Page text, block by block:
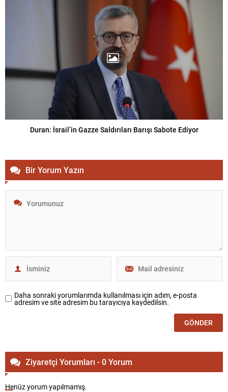
Duran: İsrail’in Gazze Saldırıları Barışı Sabote Ediyor
Bir Yorum Yazın
Daha sonraki yorumlarımda kullanılması için adım, e-posta
adresim ve site adresim bu tarayıcıya kaydedilsin.
Ziyaretçi Yorumları - 0 Yorum
Henüz yorum yapılmamış.